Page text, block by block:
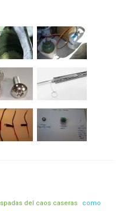
del caos caseras como